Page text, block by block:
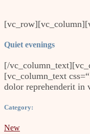
Quiet evenings
[/
[vc_column_text
dolor reprehenderit
Category:
New